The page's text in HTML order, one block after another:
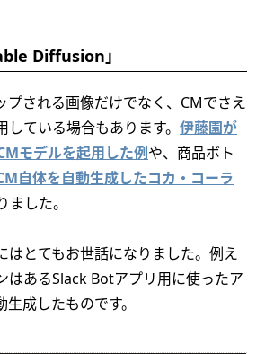
Diffusion」
プされる画像だけでなく、CMでさえ
ている場合もあります。 伊藤園が
モデルを起用した例や、商品ボト
自体を自動生成したコカ・コーラ
ました。
はとてもお世話になりました。例え
はあるSlack Botアプリ用に使ったア
成したものです。